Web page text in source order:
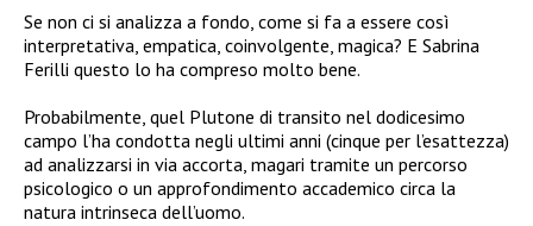
Se non ci si analizza a fondo, come si fa a essere così
interpretativa, empatica, coinvolgente, magica? E Sabrina
Ferilli questo lo ha compreso molto bene.
Probabilmente, quel Plutone di transito nel dodicesimo
campo l’ha condotta negli ultimi anni (cinque per l’esattezza)
ad analizzarsi in via accorta, magari tramite un percorso
psicologico o un approfondimento accademico circa la
natura intrinseca dell’uomo.